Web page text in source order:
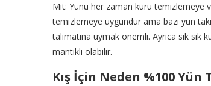
Mit: Yünü her zaman kuru temizlemeye
temizlemeye uygundur ama bazı yün
talimatına uymak önemli. Ayrıca sık
mantıklı olabilir.
Kış İçin Neden %100